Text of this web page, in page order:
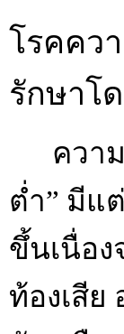
โรคคว
รักษาโ
ควา
ต่ำ” มีแ
ขึ้นเนื่อง
ท้องเสีย